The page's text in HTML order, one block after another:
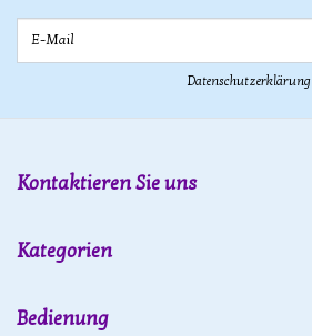
Datenschutzerklärung
Kontaktieren Sie uns
Kategorien
Bedienung